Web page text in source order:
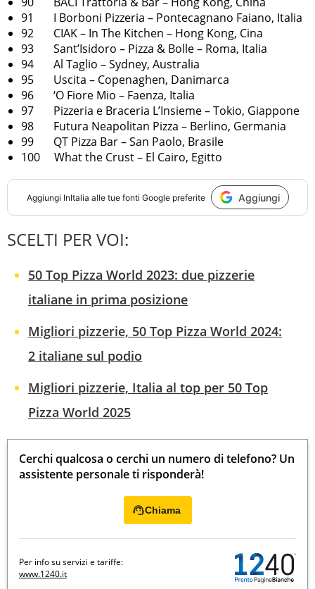
91 I Borboni Pizzeria – Pontecagnano Faiano, Italia
92 CIAK – In The Kitchen – Hong Kong, Cina
93 Sant’Isidoro – Pizza & Bolle – Roma, Italia
94 Al Taglio – Sydney, Australia
95 Uscita – Copenaghen, Danimarca
96 ‘O Fiore Mio – Faenza, Italia
97 Pizzeria e Braceria L’Insieme – Tokio, Giappone
98 Futura Neapolitan Pizza – Berlino, Germania
99 QT Pizza Bar – San Paolo, Brasile
100 What the Crust – El Cairo, Egitto
Aggiungi InItalia alle tue fonti Google preferite Aggiungi
SCELTI PER VOI:
50 Top Pizza World 2023: due pizzerie
italiane in prima posizione
Migliori pizzerie, 50 Top Pizza World 2024:
2 italiane sul podio
Migliori pizzerie, Italia al top per 50 Top
Pizza World 2025
Cerchi qualcosa o cerchi un numero di telefono? Un
assistente personale ti risponderà!
Chiama
Per info su servizi e tariffe:
www.1240.it